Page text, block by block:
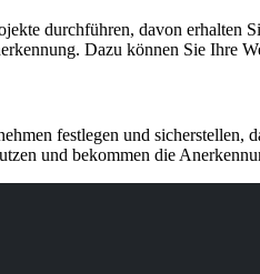
durchführen, davon erhalten
Dazu können Sie Ihre
festlegen und
und bekommen die